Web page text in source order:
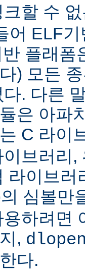
할 수
어 ELF
플래폼
) 모든
. 다른
은 아파
C 라이
브러리,
라이브러
심볼만
하려면
,
다.